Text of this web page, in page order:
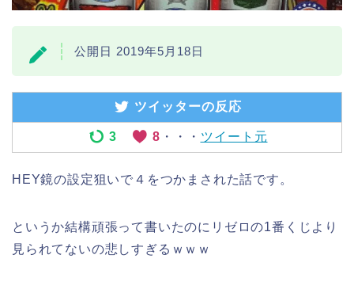
公開日 2019年5月18日
ツイッターの反応
3 8 ・・・ ツイート元
HEY鏡の設定狙いで４をつかまされた話です。
というか結構頑張って書いたのにリゼロの1番くじより
見られてないの悲しすぎるｗｗｗ